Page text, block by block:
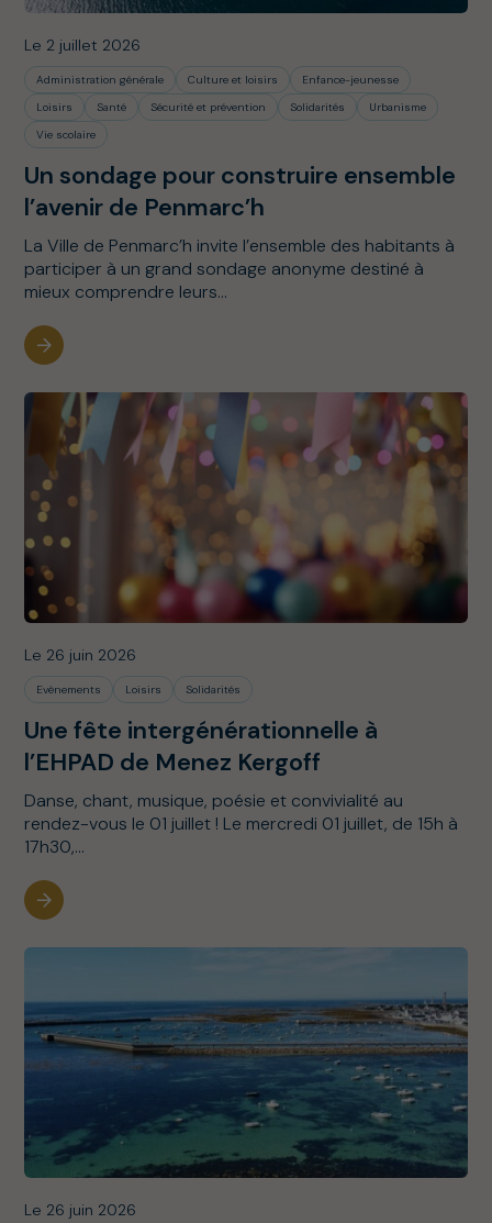
Le 2 juillet 2026
Administration générale Culture et loisirs
Enfance-jeunesse
Loisirs
Santé Sécurité et prévention Solidarités
Urbanisme
Vie scolaire
Un sondage pour construire ensemble
l’avenir de Penmarc’h
La Ville de Penmarc’h invite l’ensemble des habitants à
participer à un grand sondage anonyme destiné à
mieux comprendre leurs...
Le 26 juin 2026
Evènements Loisirs Solidarités
Une fête intergénérationnelle à
l’EHPAD de Menez Kergoff
Danse, chant, musique, poésie et convivialité au
rendez-vous le 01 juillet ! Le mercredi 01 juillet, de 15h à
17h30,...
Le 26 juin 2026